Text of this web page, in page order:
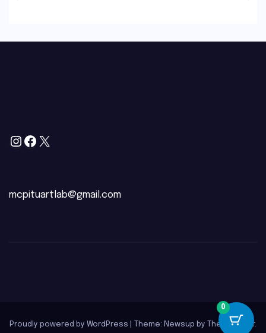
mcpituartlab@gmail.com
Proudly powered by WordPress Theme: Newsup by Themeansar.
0